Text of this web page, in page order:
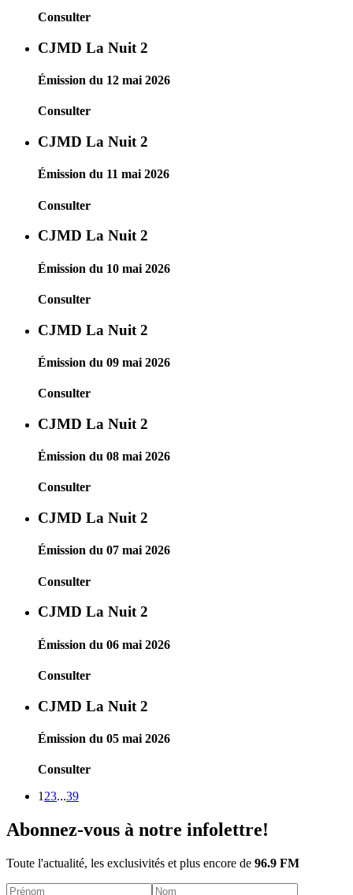
Consulter
CJMD La Nuit 2
Émission du 12 mai 2026
Consulter
CJMD La Nuit 2
Émission du 11 mai 2026
Consulter
CJMD La Nuit 2
Émission du 10 mai 2026
Consulter
CJMD La Nuit 2
Émission du 09 mai 2026
Consulter
CJMD La Nuit 2
Émission du 08 mai 2026
Consulter
CJMD La Nuit 2
Émission du 07 mai 2026
Consulter
CJMD La Nuit 2
Émission du 06 mai 2026
Consulter
CJMD La Nuit 2
Émission du 05 mai 2026
Consulter
1 23...39
Abonnez-vous à notre infolettre!
Toute l'actualité, les exclusivités et plus encore de 96.9 FM